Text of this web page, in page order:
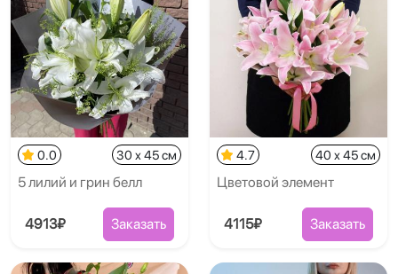
0.0 30 x 45 см
5 лилий и грин белл
4913₽ Заказать
4.7 40 x 45 см
Цветовой элемент
4115₽ Заказать